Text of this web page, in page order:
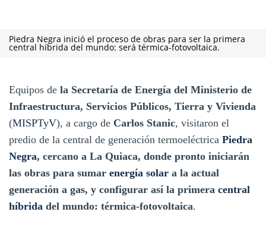
Piedra Negra inició el proceso de obras para ser la primera
central híbrida del mundo: será térmica-fotovoltaica.
Equipos de la Secretaría de Energía del Ministerio de
Infraestructura, Servicios Públicos, Tierra y Vivienda
(MISPTyV), a cargo de Carlos Stanic, visitaron el
predio de la central de generación termoeléctrica Piedra
Negra, cercano a La Quiaca, donde pronto iniciarán
las obras para sumar energía solar a la actual
generación a gas, y configurar así la primera central
híbrida del mundo: térmica-fotovoltaica.